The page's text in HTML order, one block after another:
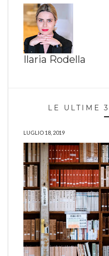
Ilaria Rodella
LE ULTIME
LUGLIO 18, 2019